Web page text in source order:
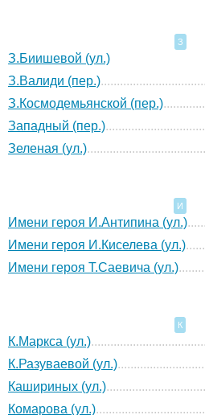
З
З.Биишевой (ул.)
З.Валиди (пер.)
З.Космодемьянской (пер.)
Западный (пер.)
Зеленая (ул.)
И
Имени героя И.Антипина (ул.)
Имени героя И.Киселева (ул.)
Имени героя Т.Саевича (ул.)
К
К.Маркса (ул.)
К.Разуваевой (ул.)
Кашириных (ул.)
Комарова (ул.)